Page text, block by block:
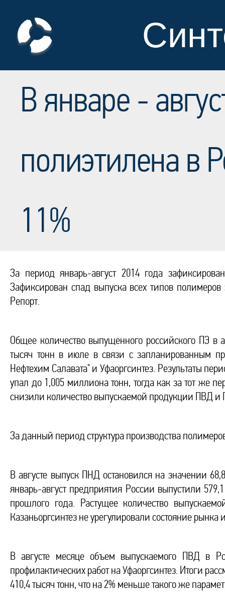
В январе -
полиэтилена в
11%
За период январь-август 2014 года
Зафиксирован спад выпуска всех типов
Репорт.
Общее количество выпущенного российского ПЭ в
тысяч тонн в июле в связи с запланированным
Нефтехим Салавата" и Уфаоргсинтез. Результаты
упал до 1,005 миллиона тонн, тогда как за тот же
снизили количество выпускаемой продукции ПВД
За данный период структура производства
В августе выпуск ПНД остановился на значении
январь-август предприятия России выпустили
прошлого года. Растущее количество
Казаньоргсинтез не урегулировали состояние рынка
В августе месяце объем выпускаемого ПВД в
профилактических работ на Уфаоргсинтез. Итоги
410,4 тысяч тонн, что на 2% меньше такого же